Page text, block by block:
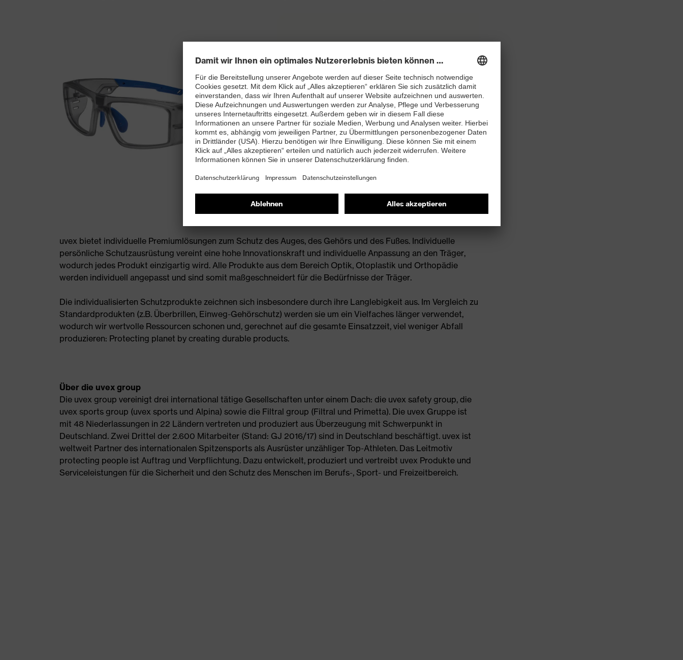
uvex bietet individuelle Premiumlösungen zum Schutz des Auges, des Gehörs und des Fußes. Individuelle
persönliche Schutzausrüstung vereint eine hohe Innovationskraft und individuelle Anpassung an den Träger,
wodurch jedes Produkt einzigartig wird. Alle Produkte aus dem Bereich Optik, Otoplastik und Orthopädie
werden individuell angepasst und sind somit maßgeschneidert für die Bedürfnisse der Träger.
Die individualisierten Schutzprodukte zeichnen sich insbesondere durch ihre Langlebigkeit aus. Im Vergleich zu
Standardprodukten (z.B. Überbrillen, Einweg-Gehörschutz) werden sie um ein Vielfaches länger verwendet,
wodurch wir wertvolle Ressourcen schonen und, gerechnet auf die gesamte Einsatzzeit, viel weniger Abfall
produzieren: Protecting planet by creating durable products.
Über die uvex group
Die uvex group vereinigt drei international tätige Gesellschaften unter einem Dach: die uvex safety group, die
uvex sports group (uvex sports und Alpina) sowie die Filtral group (Filtral und Primetta). Die uvex Gruppe ist
mit 48 Niederlassungen in 22 Ländern vertreten und produziert aus Überzeugung mit Schwerpunkt in
Deutschland. Zwei Drittel der 2.600 Mitarbeiter (Stand: GJ 2016/17) sind in Deutschland beschäftigt. uvex ist
weltweit Partner des internationalen Spitzensports als Ausrüster unzähliger Top-Athleten. Das Leitmotiv
protecting people ist Auftrag und Verpflichtung. Dazu entwickelt, produziert und vertreibt uvex Produkte und
Serviceleistungen für die Sicherheit und den Schutz des Menschen im Berufs-, Sport- und Freizeitbereich.